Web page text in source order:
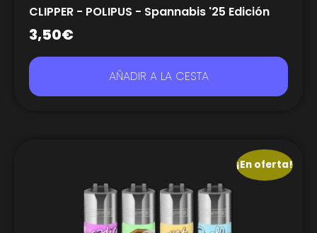
CLIPPER - POLIPUS - Spannabis '25 Edición
3,50€
AÑADIR A LA CESTA
¡En oferta!